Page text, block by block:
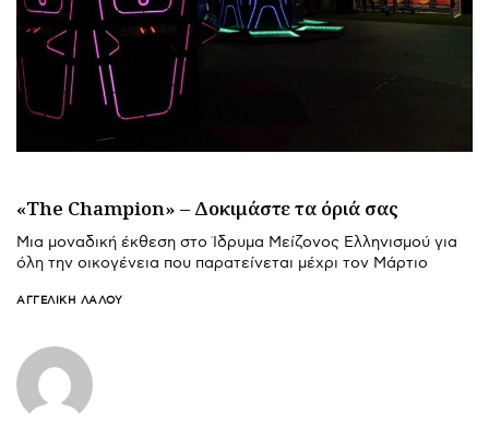
«The Champion» – Δοκιμάστε τα όριά σας
Μια μοναδική έκθεση στο Ίδρυμα Μείζονος Ελληνισμού για
όλη την οικογένεια που παρατείνεται μέχρι τον Μάρτιο
ΑΓΓΕΛΙΚΉ ΛΆΛΟΥ